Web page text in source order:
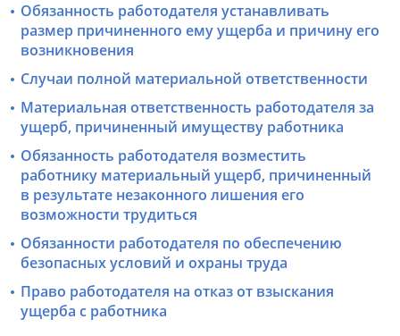
Обязанность работодателя устанавливать
размер причиненного ему ущерба и причину его
возникновения
Случаи полной материальной ответственности
Материальная ответственность работодателя за
ущерб, причиненный имуществу работника
Обязанность работодателя возместить
работнику материальный ущерб, причиненный
в результате незаконного лишения его
возможности трудиться
Обязанности работодателя по обеспечению
безопасных условий и охраны труда
Право работодателя на отказ от взыскания
ущерба с работника